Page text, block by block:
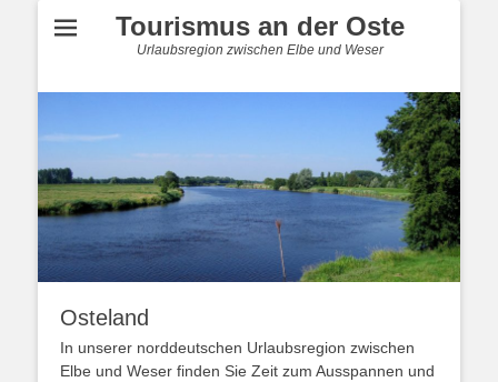
Tourismus an der Oste
Urlaubsregion zwischen Elbe und Weser
Osteland
In unserer norddeutschen Urlaubsregion zwischen
Elbe und Weser finden Sie Zeit zum Ausspannen und